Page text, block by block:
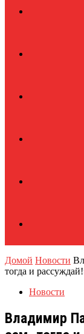
Домой Новости
тогда и
Новости
Владимир